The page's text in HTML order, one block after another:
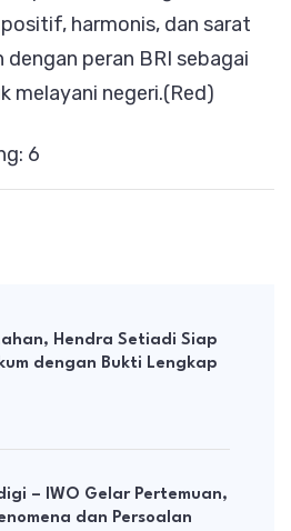
harmonis, dan sarat
dengan peran BRI sebagai
melayani negeri.(Red)
6
Hendra Setiadi Siap
dengan Bukti Lengkap
– IWO Gelar Pertemuan,
dan Persoalan